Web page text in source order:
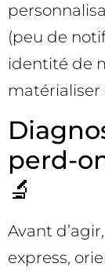
(peu de
identité de
matérialiser
perd-
🔬
Avant
express,